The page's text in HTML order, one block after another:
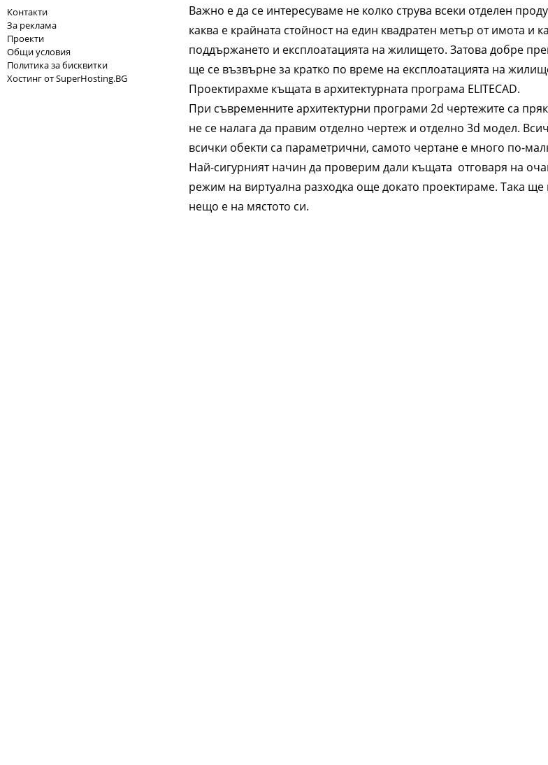
Контакти
За реклама
Проекти
Общи условия
Политика за бисквитки
Хостинг от SuperHosting.BG
Важно е да се интересуваме не колко струва всеки отделен
каква е крайната стойност на един квадратен метър от имота и
поддържането и експлоатацията на жилището. Затова добре
ще се възвърне за кратко по време на експлоатацията на
Проектирахме къщата в архитектурната програма ELITECAD.
При съвременните архитектурни програми 2d чертежите са
не се налага да правим отделно чертеж и отделно 3d модел.
всички обекти са параметрични, самото чертане е много по-
Най-сигурният начин да проверим дали къщата отговаря на
режим на виртуална разходка още докато проектираме. Така ще
нещо е на мястото си.